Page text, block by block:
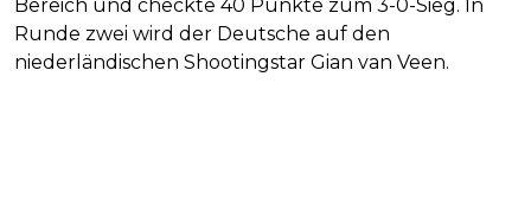
Bereich und checkte 40 Punkte zum 3-0-Sieg. In
Runde zwei wird der Deutsche auf den
niederländischen Shootingstar Gian van Veen.